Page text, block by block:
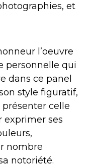
et
l’oeuvre
personnelle qui
dans ce panel
style figuratif,
celle
ses
nombre
notoriété.